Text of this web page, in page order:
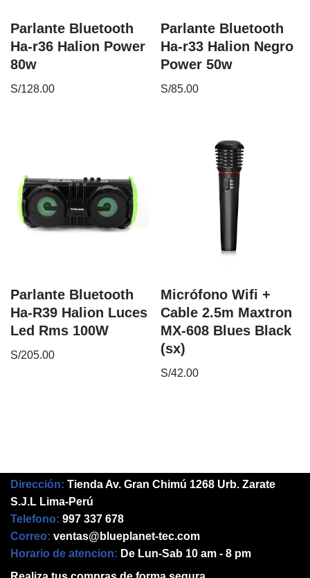
Parlante Bluetooth
Ha-r36 Halion Power
80w
S/128.00
Parlante Bluetooth
Ha-r33 Halion Negro
Power 50w
S/85.00
Parlante Bluetooth
Ha-R39 Halion Luces
Led Rms 100W
S/205.00
Micrófono Wifi +
Cable 2.5m Maxtron
MX-608 Blues Black
(sx)
S/42.00
Dirección: Tienda Av. Gran Chimú 1268 Urb. Zarate
S.J.L Lima-Perú
Telefono: 997 337 678
Correo: ventas@blueplanet-tec.com
Horario de atencion: De Lun-Sab 10 am - 8 pm